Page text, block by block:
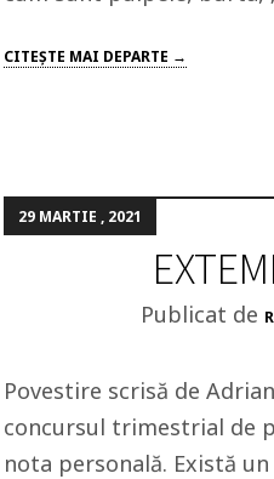
CITEŞTE MAI DEPARTE →
29 MARTIE , 2021
Publicat de
Povestire scrisă de
concursul trimestrial de
nota personală. Există